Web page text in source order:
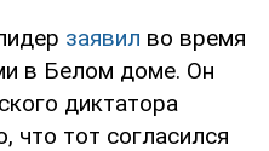
заявил во время
в Белом доме. Он
диктатора
что тот согласился